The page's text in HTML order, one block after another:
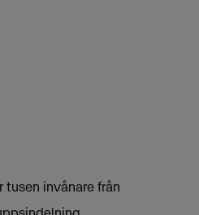
tusen invånare från